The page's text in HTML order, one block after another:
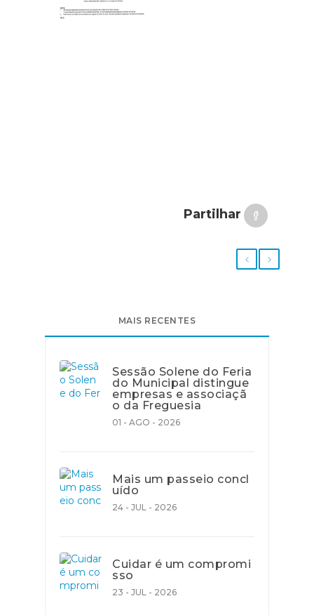
Partilhar
MAIS RECENTES
Sessão Solene do Feria
do Municipal distingue
empresas e associaçã
o da Freguesia
01 - AGO - 2026
Mais um passeio concl
uído
24 - JUL - 2026
Cuidar é um compromi
sso
23 - JUL - 2026